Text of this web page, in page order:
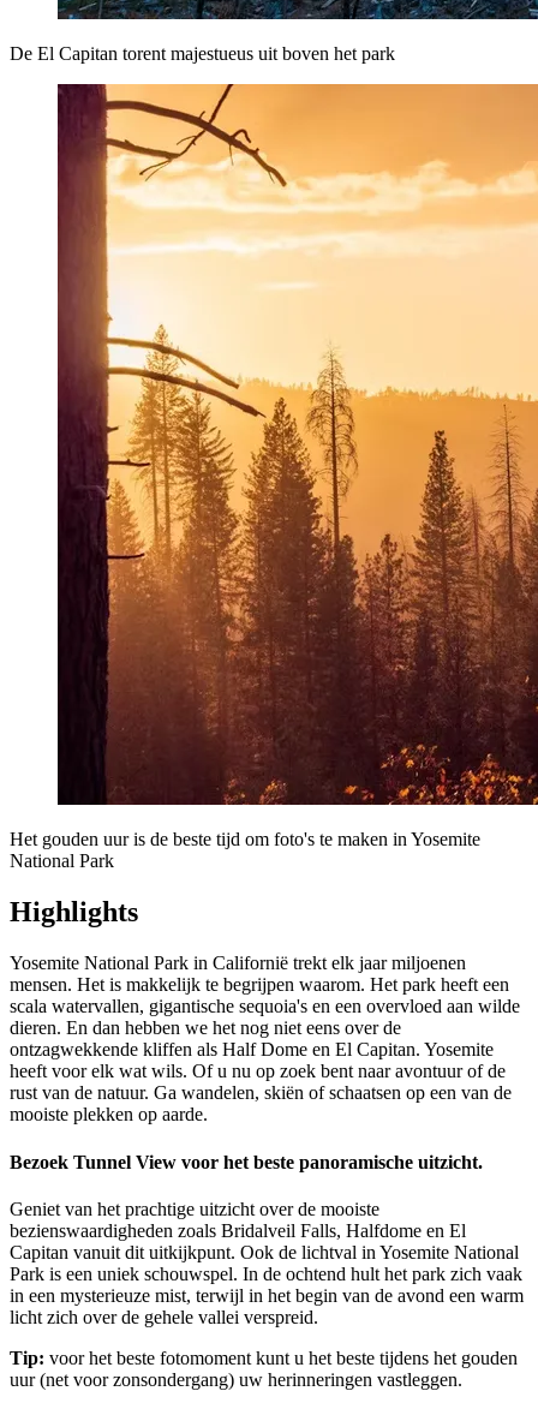
De El Capitan torent majestueus uit boven het park
Het gouden uur is de beste tijd om foto's te maken in Yosemite
National Park
Highlights
Yosemite National Park in Californië trekt elk jaar miljoenen
mensen. Het is makkelijk te begrijpen waarom. Het park heeft een
scala watervallen, gigantische sequoia's en een overvloed aan wilde
dieren. En dan hebben we het nog niet eens over de
ontzagwekkende kliffen als Half Dome en El Capitan. Yosemite
heeft voor elk wat wils. Of u nu op zoek bent naar avontuur of de
rust van de natuur. Ga wandelen, skiën of schaatsen op een van de
mooiste plekken op aarde.
Bezoek Tunnel View voor het beste panoramische uitzicht.
Geniet van het prachtige uitzicht over de mooiste
bezienswaardigheden zoals Bridalveil Falls, Halfdome en El
Capitan vanuit dit uitkijkpunt. Ook de lichtval in Yosemite National
Park is een uniek schouwspel. In de ochtend hult het park zich vaak
in een mysterieuze mist, terwijl in het begin van de avond een warm
licht zich over de gehele vallei verspreid.
Tip: voor het beste fotomoment kunt u het beste tijdens het gouden
uur (net voor zonsondergang) uw herinneringen vastleggen.